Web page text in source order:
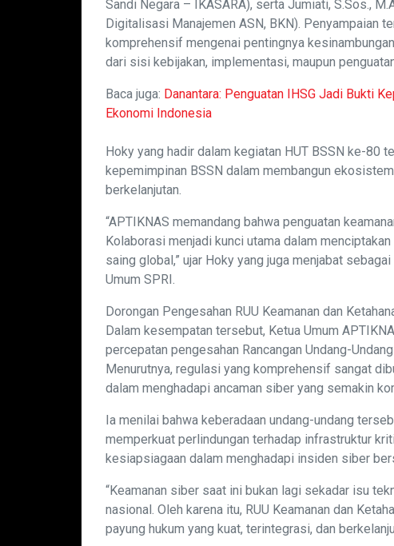
Sandi Negara – IKASARA), serta Jumiati, S.Sos.,
Digitalisasi Manajemen ASN, BKN). Penyampaian
komprehensif mengenai pentingnya
dari sisi kebijakan, implementasi, maupun
Baca juga: Danantara: Penguatan IHSG Jadi Bukti
Ekonomi Indonesia
Hoky yang hadir dalam kegiatan HUT BSSN ke-80
kepemimpinan BSSN dalam membangun
berkelanjutan.
“APTIKNAS memandang bahwa penguatan
Kolaborasi menjadi kunci utama dalam
saing global,” ujar Hoky yang juga menjabat
Umum SPRI.
Dorongan Pengesahan RUU Keamanan dan
Dalam kesempatan tersebut, Ketua Umum
percepatan pengesahan Rancangan Undang-
Menurutnya, regulasi yang komprehensif sangat
dalam menghadapi ancaman siber yang semakin
Ia menilai bahwa keberadaan undang-undang
memperkuat perlindungan terhadap infrastruktur
kesiapsiagaan dalam menghadapi insiden siber
“Keamanan siber saat ini bukan lagi sekadar isu
nasional. Oleh karena itu, RUU Keamanan dan
payung hukum yang kuat, terintegrasi, dan